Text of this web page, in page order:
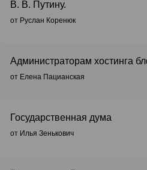
В. В. Путину.
от Руслан Коренюк
Администраторам хостинга
от Елена Пацианская
Государственная дума
от Илья Зенькович